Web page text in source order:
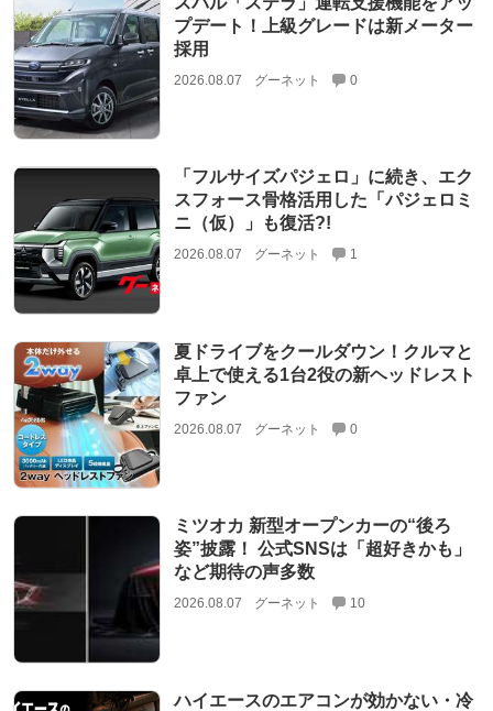
プデート！上級グレードは新メーター
採用
2026.08.07 グーネット 0
「フルサイズパジェロ」に続き、エク
スフォース骨格活用した「パジェロミ
ニ（仮）」も復活?!
2026.08.07 グーネット 1
夏ドライブをクールダウン！クルマと
卓上で使える1台2役の新ヘッドレスト
ファン
2026.08.07 グーネット 0
ミツオカ 新型オープンカーの“後ろ
姿”披露！ 公式SNSは「超好きかも」
など期待の声多数
2026.08.07 グーネット 10
ハイエースのエアコンが効かない・冷